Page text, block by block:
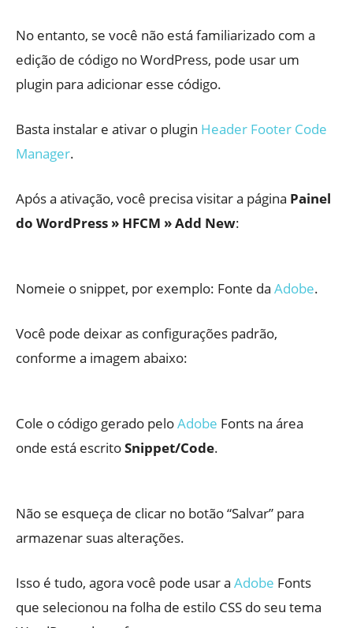
No entanto, se você não está familiarizado com a
edição de código no WordPress, pode usar um
plugin para adicionar esse código.
Basta instalar e ativar o plugin Header Footer Code
Manager.
Após a ativação, você precisa visitar a página Painel
do WordPress » HFCM » Add New:
Nomeie o snippet, por exemplo: Fonte da Adobe.
Você pode deixar as configurações padrão,
conforme a imagem abaixo:
Cole o código gerado peloAdobe Fonts na área
onde está escritoSnippet/Code.
Não se esqueça de clicar no botão “Salvar” para
armazenar suas alterações.
Isso é tudo, agora você pode usar a Adobe Fonts
que selecionou na folha de estilo CSS do seu tema